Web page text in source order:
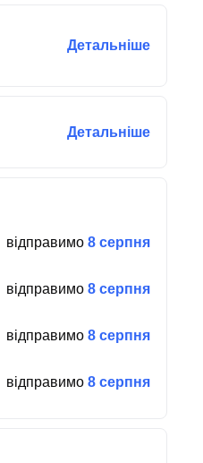
Детальніше
Детальніше
відправимо 8 серпня
відправимо 8 серпня
відправимо 8 серпня
відправимо 8 серпня